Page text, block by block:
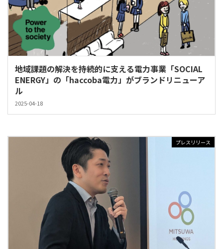
地域課題の解決を持続的に支える電力事業「SOCIAL
ENERGY」の「haccoba電力」がブランドリニューア
ル
2025-04-18
プレスリリース